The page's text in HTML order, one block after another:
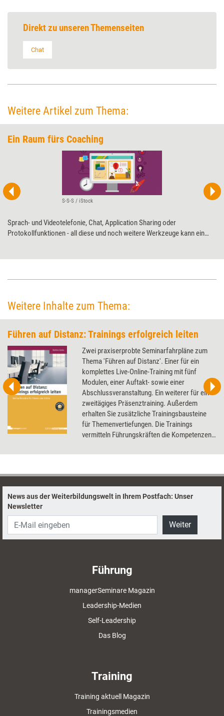
Direkt zu unseren Themenseiten
Chat
Weitere Artikel zum Thema:
Ein Raum fürs Coaching
S-S-S / iStock
Sprach- und Videotelefonie, Chat, Application Sharing oder
Protokollfunktionen - all diese und noch weitere Werkzeuge kann ein
Weitere Inhalte zum Thema:
Führen auf Distanz: Trainings erfolgreich leiten
Zwei praxiserprobte Seminarfahrpläne zum
Thema 'Führen auf Distanz'. Einer für ein
komplettes Live-Online-Training mit fünf
Modulen, einer Auftakt- sowie einer
Abschlussveranstaltung. Ein weiterer für ein
zweitägiges Präsenztraining. Außerdem
erhalten Sie zusätzliche Trainingsbausteine
für Themenvertiefungen. Die Trainings
vermitteln Führungskräften die Kompetenzen,
hinweg zu führen. Sie lernen, virtuell Vertrauen
Teamgeist zu stärken, die Isolation der
Teammitglieder zu überwinden, Vernetzungen
zu fördern und schließlich die Kommunikation
News aus der Weiterbildungswelt in Ihrem Postfach: Unser
Newsletter
Weiter
Führung
managerSeminare Magazin
Leadership-Medien
Self-Leadership
Das Blog
Training
Training aktuell Magazin
Trainingsmedien